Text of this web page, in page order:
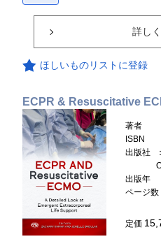
詳し
ほしいものリストに登録
ECPR & Resuscitative
著者
ISBN
出版社
出版年
ページ数
定価